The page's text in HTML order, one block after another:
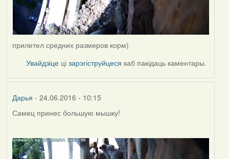
прилетел средних размеров корм)
Увайдзіце цізарэгіструйцеся каб пакідаць каментары.
Дарья - 24.06.2016 - 10:15
Самец принес большую мышку!